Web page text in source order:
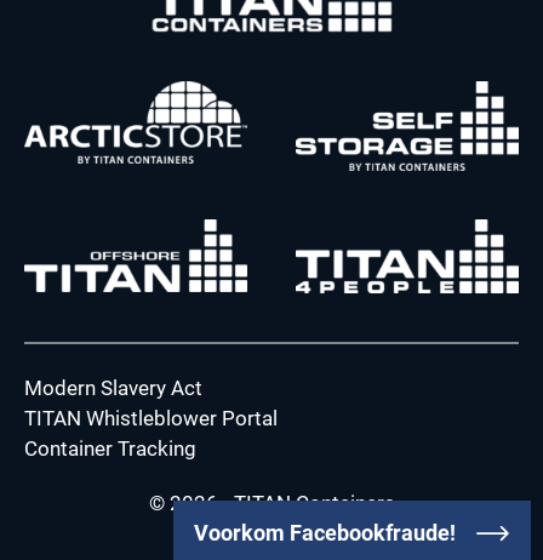
Voorkom Facebookfraude!
Modern Slavery Act
TITAN Whistleblower Portal
Container Tracking
© 2026 - TITAN Containers